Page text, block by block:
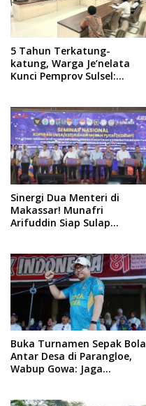
5 Tahun Terkatung-
katung, Warga Je’nelata
Kunci Pemprov Sulsel:
Sinergi Dua Menteri di
Makassar! Munafri
Arifuddin Siap Sulap
Baru
Buka Turnamen Sepak Bola
Antar Desa di Parangloe,
Wabup Gowa: Jaga